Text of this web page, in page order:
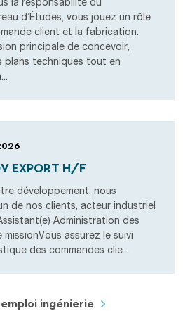
d’Études, vous jouez un rôle
client et la fabrication.
principale de concevoir,
plans techniques tout en
EXPORT H/F
développement, nous
de nos clients, acteur industriel
Administration des
assurez le suivi
des commandes clie...
ingénierie